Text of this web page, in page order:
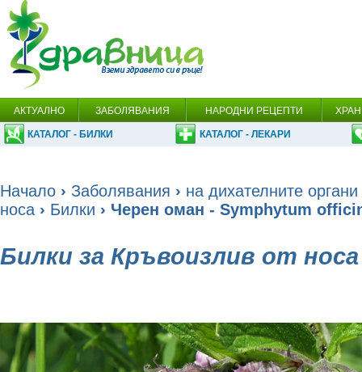
АКТУАЛНО ЗАБОЛЯВАНИЯ НАРОДНИ РЕЦЕПТИ
КАТАЛОГ - БИЛКИ КАТАЛОГ - ЛЕКАРИ
Начало › Заболявания › на дихателните
носа › Билки › Черен оман - Symphytum
Билки за Кръвоизлив от носа